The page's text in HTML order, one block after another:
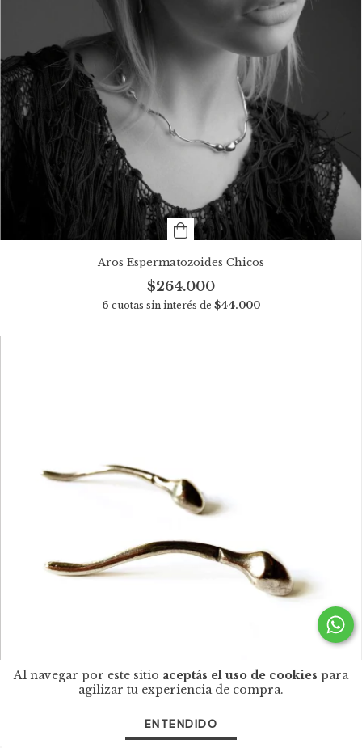
Al navegar por este sitio aceptás el uso de cookies para
agilizar tu experiencia de compra.
ENTENDIDO
Aros Espermatozoides Chicos
$264.000
6 cuotas sin interés de $44.000
Aros Espermatozoides Largos
$330.000